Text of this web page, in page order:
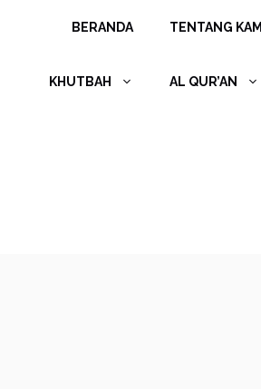
BERANDA TENTANG KAMI
KHUTBAH AL QUR’AN